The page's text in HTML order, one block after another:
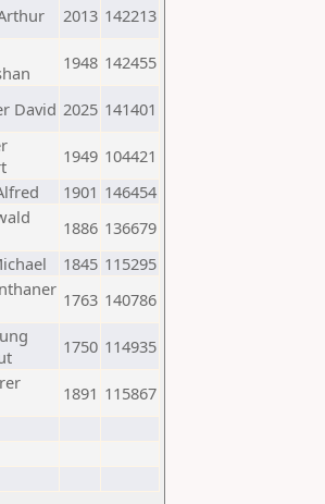
2013 142213
1948 142455
David 2025 141401
1949 104421
1901 146454
1886 136679
1845 115295
1763 140786
1750 114935
1891 115867